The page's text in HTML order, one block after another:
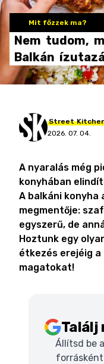
Mit főzzek ma?
Nem tudom,
Balkán
Street
2026. 07. 04.
A nyaralás még
konyhában
A balkáni konyha
megmentője:
egyszerű, de
Hoztunk egy
étkezés erejéig
magatokat!
Találj
Állítsd be
forrásként